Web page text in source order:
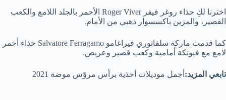
اخترنا لكِ حذاء روغر فيفر Roger Viver الأحمر بالجلد اللامع والكعب
القصير، والمزين باكسسوار ذهبي من الأمام.
كما قدمت ماركة سلفاتوري فيراغامو Salvatore Ferragamo حذاء أحمر
لامع مع فيونكة أمامية وكعب قصير وعريض.
تابعي المزيد: أجمل موديلات أحذية برأس مروّس موضة 2021